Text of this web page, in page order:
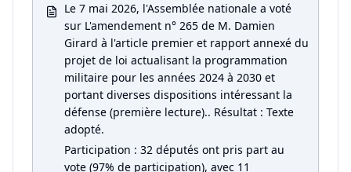
Le 7 mai 2026, l'Assemblée nationale a voté
sur L'amendement n° 265 de M. Damien
Girard à l'article premier et rapport annexé du
projet de loi actualisant la programmation
militaire pour les années 2024 à 2030 et
portant diverses dispositions intéressant la
défense (première lecture).. Résultat : Texte
adopté.
Participation : 32 députés ont pris part au
vote (97% de participation), avec 11